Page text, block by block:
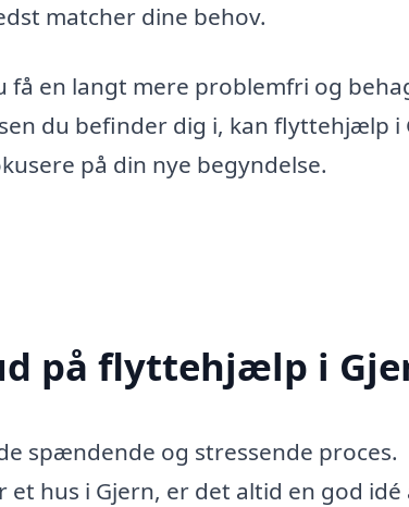
matcher dine behov.
en langt mere problemfri og
du befinder dig i, kan flyttehjælp i
på din nye begyndelse.
på flyttehjælp i
spændende og stressende proces.
hus i Gjern, er det altid en god idé